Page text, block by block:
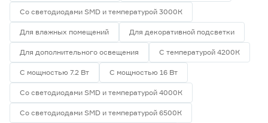
Со светодиодами SMD и температурой 3000К
Для влажных помещений Для декоративной подсветки
Для дополнительного освещения С температурой 4200К
С мощностью 7.2 Вт С мощностью 16 Вт
Со светодиодами SMD и температурой 4000К
Со светодиодами SMD и температурой 6500К